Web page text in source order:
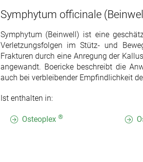
Symphytum officinale
Symphytum (Beinwell) ist eine
Verletzungsfolgen im Stütz- und
Frakturen durch eine Anregung der
angewandt. Boericke beschreibt die
auch bei verbleibender Empfindlichkeit
Ist enthalten in:
Osteoplex ®